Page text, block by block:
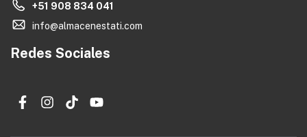
+51 908 834 041
info@almacenestati.com
Redes Sociales